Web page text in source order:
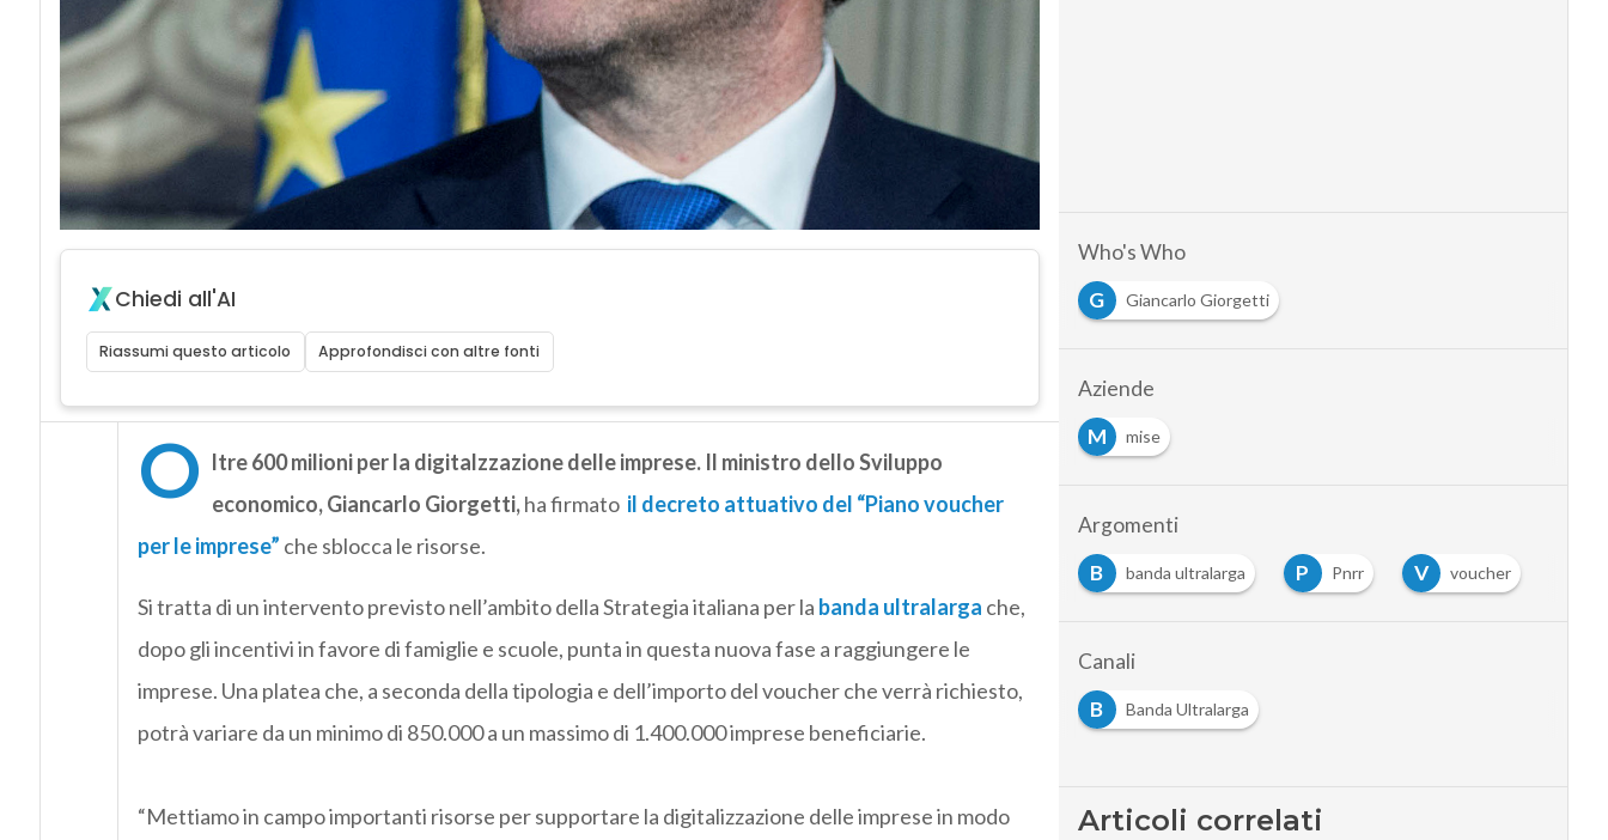
Chiedi all'AI
Riassumi questo articolo Approfondisci con altre fonti
O ltre 600 milioni per la digitalzzazione delle imprese. Il ministro dello Sviluppo
economico, Giancarlo Giorgetti,ha firmato il decreto attuativo del “Piano voucher
per le imprese” che sblocca le risorse.
Si tratta di un intervento previsto nell’ambito della Strategia italiana per la banda ultralarga che,
dopo gli incentivi in favore di famiglie e scuole, punta in questa nuova fase a raggiungere le
imprese. Una platea che, a seconda della tipologia e dell’importo del voucher che verrà richiesto,
potrà variare da un minimo di 850.000 a un massimo di 1.400.000 imprese beneficiarie.
“Mettiamo in campo importanti risorse per supportare la digitalizzazione delle imprese in modo
Who's Who
G
Giancarlo Giorgetti
Aziende
M
mise
Argomenti
B
banda ultralarga P Pnrr V voucher
Canali
B
Banda Ultralarga
Articoli correlati